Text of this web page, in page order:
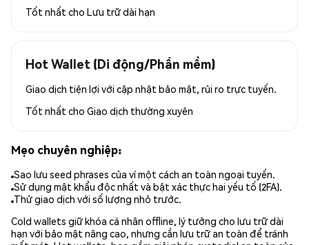
Tốt nhất cho Lưu trữ dài hạn
Hot Wallet (Di động/Phần mềm)
Giao dịch tiện lợi với cập nhật bảo mật, rủi ro trực tuyến.
Tốt nhất cho Giao dịch thường xuyên
Mẹo chuyên nghiệp:
Sao lưu seed phrases của ví một cách an toàn ngoại tuyến.
Sử dụng mật khẩu độc nhất và bật xác thực hai yếu tố (2FA).
Thử giao dịch với số lượng nhỏ trước.
Cold wallets giữ khóa cá nhân offline, lý tưởng cho lưu trữ dài
hạn với bảo mật nâng cao, nhưng cần lưu trữ an toàn để tránh